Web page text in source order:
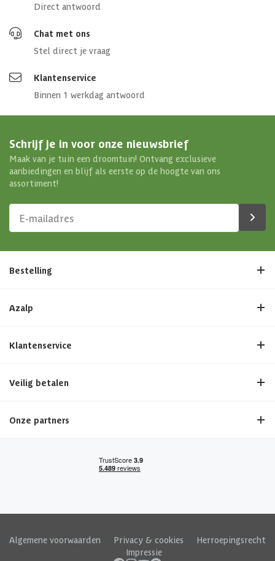
Direct antwoord
Chat met ons
Stel direct je vraag
Klantenservice
Binnen 1 werkdag antwoord
Schrijf je in voor onze nieuwsbrief
Maak van je tuin een droomtuin! Ontvang exclusieve
aanbiedingen en blijf als eerste op de hoogte van ons
assortiment!
Bestelling
Azalp
Klantenservice
Veilig betalen
Onze partners
Algemene voorwaarden Privacy & cookies
Herroepingsrecht
Impressie